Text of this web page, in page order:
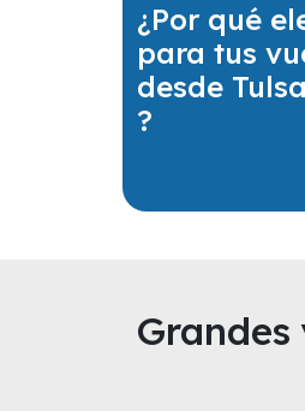
¿Por qué
para tus
desde
?